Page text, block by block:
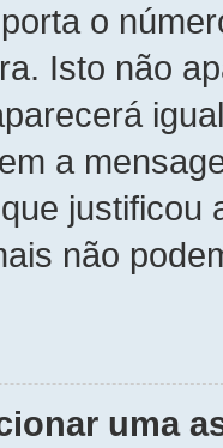
o
Isto não
a
não
uma